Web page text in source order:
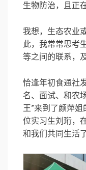
生物防治，且正
我想，生态农业
此，我常常思考
等之间的联系，
恰逢年初食通社
名、面试、和农
王”来到了颜萍
位实习生刘珩，
和我们共同生活